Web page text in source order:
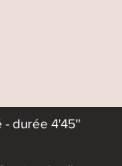
- durée 4'45''